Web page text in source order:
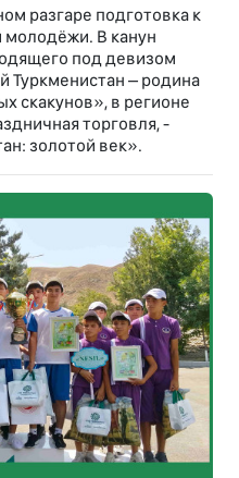
разгаре подготовка к
молодёжи. В канун
под девизом
Туркменистан – родина
скакунов», в регионе
торговля, -
золотой век».